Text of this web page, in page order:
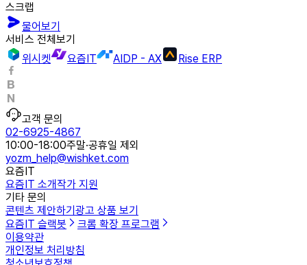
스크랩
물어보기
서비스 전체보기
위시켓
요즘IT AIDP - AX Rise ERP
고객 문의
02-6925-4867
10:00-18:00주말·공휴일 제외
yozm_help@wishket.com
요즘IT
요즘IT 소개작가 지원
기타 문의
콘텐츠 제안하기 광고 상품 보기
요즘IT 슬랙봇
크롬 확장 프로그램
이용약관
개인정보 처리방침